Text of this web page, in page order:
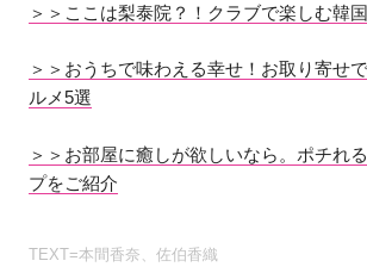
＞＞ここは梨泰院？！クラブで楽しむ韓
＞＞おうちで味わえる幸せ！お取り寄せ
ルメ5選
＞＞お部屋に癒しが欲しいなら。ポチれ
プをご紹介
TEXT=本間香奈、佐伯香織